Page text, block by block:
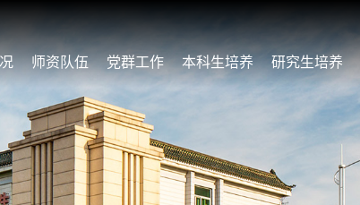
师资队伍 党群工作 本科生培养 研究生培养